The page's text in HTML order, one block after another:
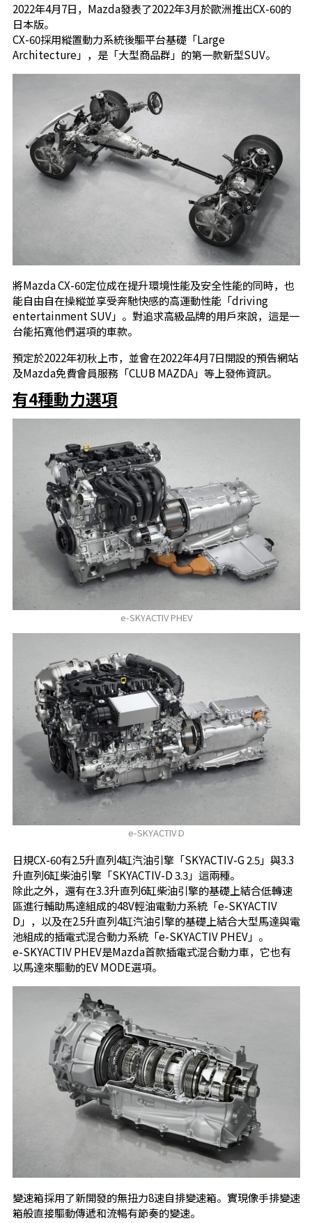
2022年4月7日，Mazda發表了2022年3月於歐洲推出CX-60的
日本版。
CX-60採用縱置動力系統後驅平台基礎「Large
Architecture」，是「大型商品群」的第一款新型SUV。
將Mazda CX-60定位成在提升環境性能及安全性能的同時，也
能自由自在操縱並享受奔馳快感的高運動性能「driving
entertainment SUV」。對追求高級品牌的用戶來說，這是一
台能拓寬他們選項的車款。
預定於2022年初秋上市，並會在2022年4月7日開設的預告網站
及Mazda免費會員服務「CLUB MAZDA」等上發佈資訊。
有4種動力選項
e-SKYACTIV PHEV
e-SKYACTIV D
日規CX-60有2.5升直列4缸汽油引擎「SKYACTIV-G 2.5」與3.3
升直列6缸柴油引擎「SKYACTIV-D 3.3」這兩種。
除此之外，還有在3.3升直列6缸柴油引擎的基礎上結合低轉速
區進行輔助馬達組成的48V輕油電動力系統「e-SKYACTIV
D」，以及在2.5升直列4缸汽油引擎的基礎上結合大型馬達與電
池組成的插電式混合動力系統「e-SKYACTIV PHEV」。
e-SKYACTIV PHEV是Mazda首款插電式混合動力車，它也有
以馬達來驅動的EV MODE選項。
變速箱採用了新開發的無扭力8速自排變速箱。實現像手排變速
箱般直接驅動傳遞和流暢有節奏的變速。